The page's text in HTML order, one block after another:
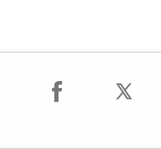
facebook